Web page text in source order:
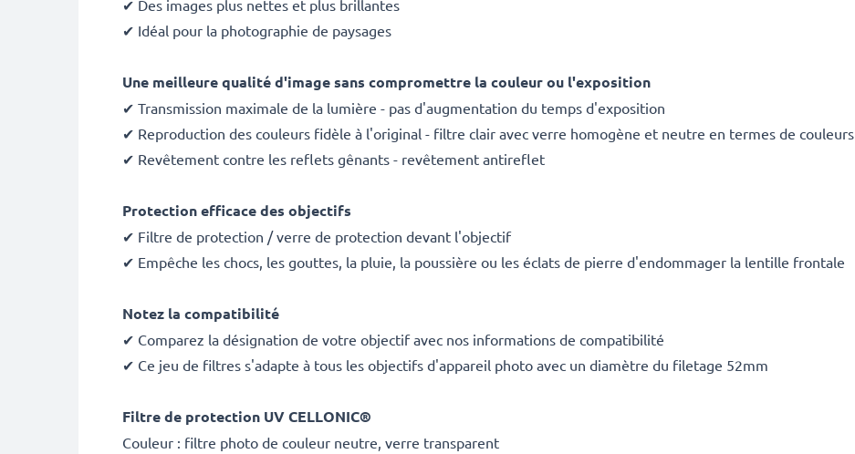
✔ Des images plus nettes et plus brillantes
✔ Idéal pour la photographie de paysages
Une meilleure qualité d'image sans compromettre la couleur ou l'exposition
✔ Transmission maximale de la lumière - pas d'augmentation du temps d'exposition
✔ Reproduction des couleurs fidèle à l'original - filtre clair avec verre homogène et neutre en termes de couleurs
✔ Revêtement contre les reflets gênants - revêtement antireflet
Protection efficace des objectifs
✔ Filtre de protection / verre de protection devant l'objectif
✔ Empêche les chocs, les gouttes, la pluie, la poussière ou les éclats de pierre d'endommager la lentille frontale
Notez la compatibilité
✔ Comparez la désignation de votre objectif avec nos informations de compatibilité
✔ Ce jeu de filtres s'adapte à tous les objectifs d'appareil photo avec un diamètre du filetage 52mm
Filtre de protection UV CELLONIC®
Couleur : filtre photo de couleur neutre, verre transparent